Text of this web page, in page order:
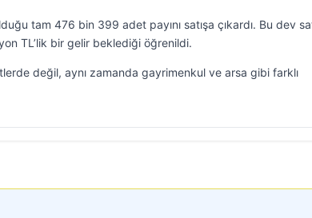
tam 476 bin 399 adet payını satışa çıkardı. Bu dev
TL’lik bir gelir beklediği öğrenildi.
değil, aynı zamanda gayrimenkul ve arsa gibi farklı